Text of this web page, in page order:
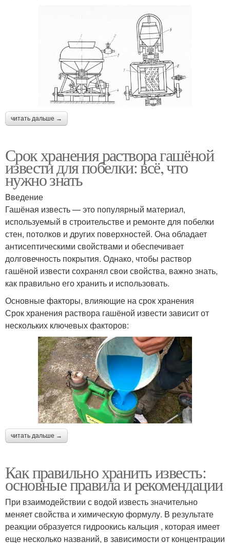
читать дальше →
Срок хранения раствора гашёной
извести для побелки: всё, что
нужно знать
Введение
Гашёная известь — это популярный материал,
используемый в строительстве и ремонте для побелки
стен, потолков и других поверхностей. Она обладает
антисептическими свойствами и обеспечивает
долговечность покрытия. Однако, чтобы раствор
гашёной извести сохранял свои свойства, важно знать,
как правильно его хранить и использовать.
Основные факторы, влияющие на срок хранения
Срок хранения раствора гашёной извести зависит от
нескольких ключевых факторов:
читать дальше →
Как правильно хранить известь:
основные правила и рекомендации
При взаимодействии с водой известь значительно
меняет свойства и химическую формулу. В результате
реакции образуется гидроокись кальция , которая имеет
еще несколько названий, в зависимости от концентрации